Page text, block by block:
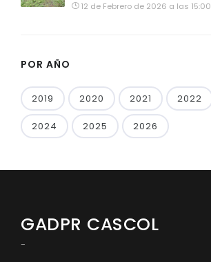
12 de Febrero de 2026 a las 15:00
POR AÑO
2019 2020 2021 2022
2024 2025 2026
GADPR CASCOL
-